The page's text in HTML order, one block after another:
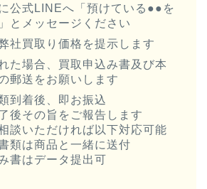
公式LINEへ「預けている●●を
とメッセージください
社買取り価格を提示します
た場合、買取申込み書及び本
郵送をお願いします
到着後、即お振込
後その旨をご報告します
談いただければ以下対応可能
類は商品と一緒に送付
書はデータ提出可